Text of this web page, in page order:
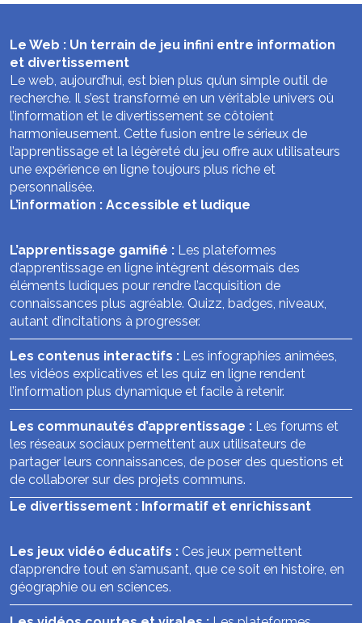
Le Web : Un terrain de jeu infini entre information
et divertissement
Le web, aujourd’hui, est bien plus qu’un simple outil de
recherche. Il s’est transformé en un véritable univers où
l’information et le divertissement se côtoient
harmonieusement. Cette fusion entre le sérieux de
l’apprentissage et la légèreté du jeu offre aux utilisateurs
une expérience en ligne toujours plus riche et
personnalisée.
L’information : Accessible et ludique
L’apprentissage gamifié : Les plateformes
d’apprentissage en ligne intègrent désormais des
éléments ludiques pour rendre l’acquisition de
connaissances plus agréable. Quizz, badges, niveaux,
autant d’incitations à progresser.
Les contenus interactifs : Les infographies animées,
les vidéos explicatives et les quiz en ligne rendent
l’information plus dynamique et facile à retenir.
Les communautés d’apprentissage : Les forums et
les réseaux sociaux permettent aux utilisateurs de
partager leurs connaissances, de poser des questions et
de collaborer sur des projets communs.
Le divertissement : Informatif et enrichissant
Les jeux vidéo éducatifs : Ces jeux permettent
d’apprendre tout en s’amusant, que ce soit en histoire, en
géographie ou en sciences.